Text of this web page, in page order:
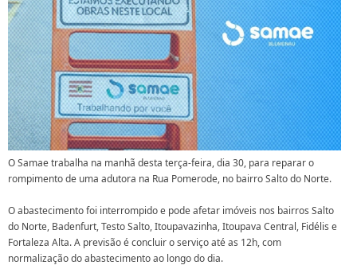
O Samae trabalha na manhã desta terça-feira, dia 30, para reparar o
rompimento de uma adutora na Rua Pomerode, no bairro Salto do Norte.
O abastecimento foi interrompido e pode afetar imóveis nos bairros Salto
do Norte, Badenfurt, Testo Salto, Itoupavazinha, Itoupava Central, Fidélis e
Fortaleza Alta. A previsão é concluir o serviço até as 12h, com
normalização do abastecimento ao longo do dia.